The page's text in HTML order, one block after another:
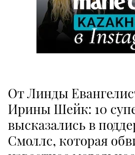
От Линды
Ирины Шейк: 10
высказались в
Смоллс, которая